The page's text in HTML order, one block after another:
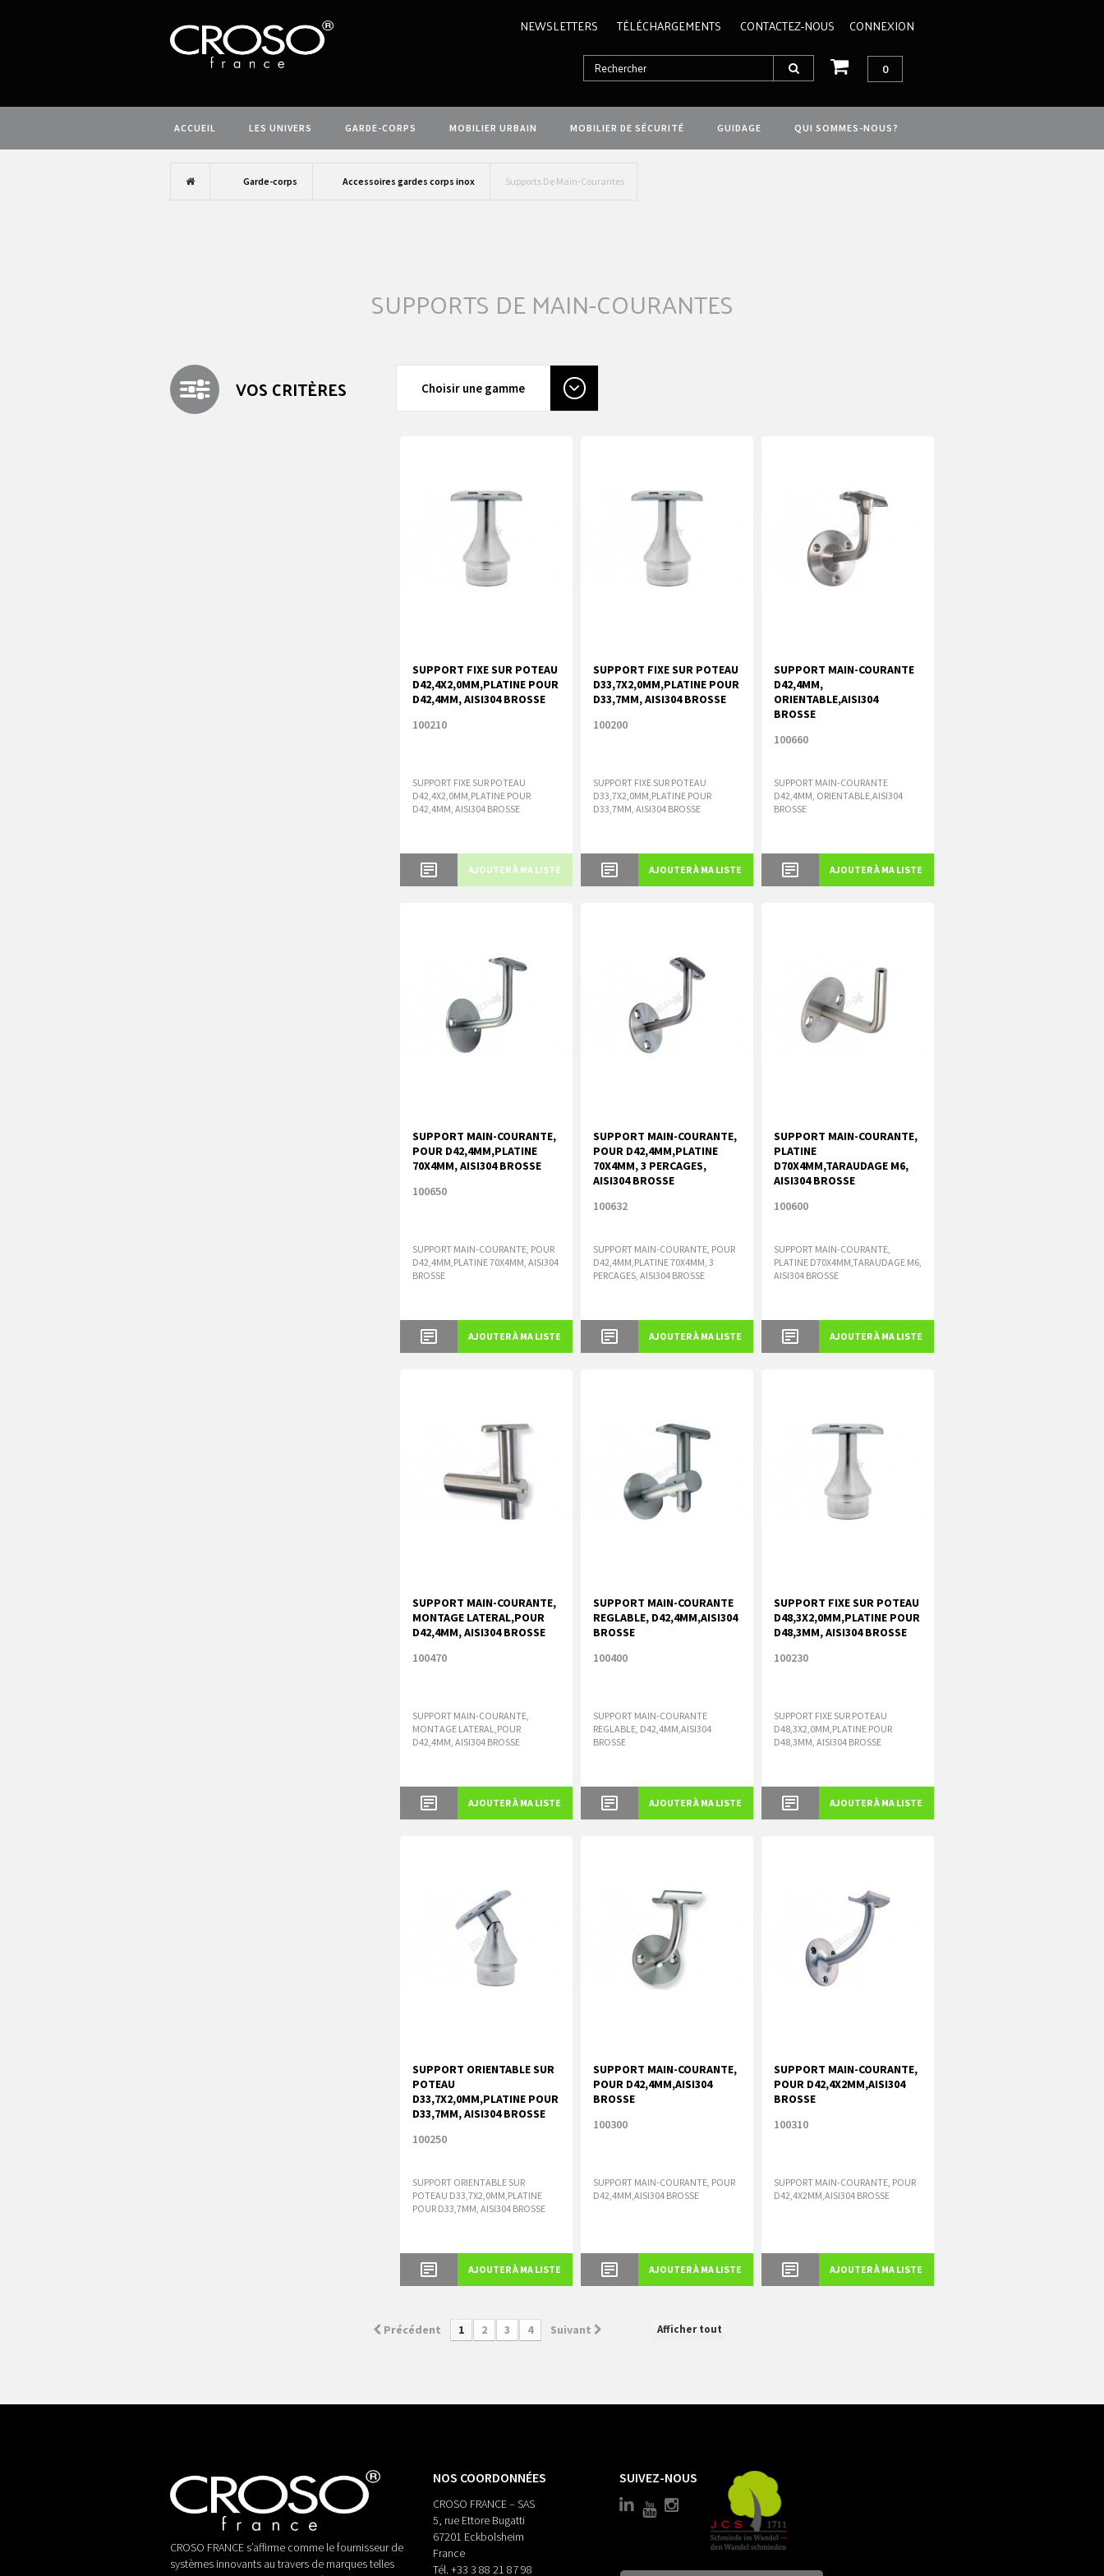
CONNEXION
NEWSLETTERS TÉLÉCHARGEMENTS CONTACTEZ-NOUS
0
ACCUEIL LES UNIVERS GARDE-CORPS MOBILIER URBAIN MOBILIER DE SÉCURITÉ GUIDAGE QUI SOMMES-NOUS?
Garde-corps Accessoires gardes corps inox Supports De Main-Courantes
SUPPORTS DE MAIN-COURANTES
VOS CRITÈRES Choisir une gamme
SUPPORT FIXE SUR POTEAU
D42,4X2,0MM,PLATINE POUR
D42,4MM, AISI304 BROSSE
100210
SUPPORT FIXE SUR POTEAU
D42,4X2,0MM,PLATINE POUR
D42,4MM, AISI304 BROSSE
AJOUTER À MA LISTE
SUPPORT FIXE SUR POTEAU
D33,7X2,0MM,PLATINE POUR
D33,7MM, AISI304 BROSSE
100200
SUPPORT FIXE SUR POTEAU
D33,7X2,0MM,PLATINE POUR
D33,7MM, AISI304 BROSSE
AJOUTER À MA LISTE
SUPPORT MAIN-COURANTE
D42,4MM,
ORIENTABLE,AISI304
BROSSE
100660
SUPPORT MAIN-COURANTE
D42,4MM, ORIENTABLE,AISI304
BROSSE
AJOUTER À MA LISTE
SUPPORT MAIN-COURANTE,
POUR D42,4MM,PLATINE
70X4MM, AISI304 BROSSE
100650
SUPPORT MAIN-COURANTE, POUR
D42,4MM,PLATINE 70X4MM, AISI304
BROSSE
AJOUTER À MA LISTE
SUPPORT MAIN-COURANTE,
POUR D42,4MM,PLATINE
70X4MM, 3 PERCAGES,
AISI304 BROSSE
100632
SUPPORT MAIN-COURANTE, POUR
D42,4MM,PLATINE 70X4MM, 3
PERCAGES, AISI304 BROSSE
AJOUTER À MA LISTE
SUPPORT MAIN-COURANTE,
PLATINE
D70X4MM,TARAUDAGE M6,
AISI304 BROSSE
100600
SUPPORT MAIN-COURANTE,
PLATINE D70X4MM,TARAUDAGE M6,
AISI304 BROSSE
AJOUTER À MA LISTE
SUPPORT MAIN-COURANTE,
MONTAGE LATERAL,POUR
D42,4MM, AISI304 BROSSE
100470
SUPPORT MAIN-COURANTE,
MONTAGE LATERAL,POUR
D42,4MM, AISI304 BROSSE
AJOUTER À MA LISTE
SUPPORT MAIN-COURANTE
REGLABLE, D42,4MM,AISI304
BROSSE
100400
SUPPORT MAIN-COURANTE
REGLABLE, D42,4MM,AISI304
BROSSE
AJOUTER À MA LISTE
SUPPORT FIXE SUR POTEAU
D48,3X2,0MM,PLATINE POUR
D48,3MM, AISI304 BROSSE
100230
SUPPORT FIXE SUR POTEAU
D48,3X2,0MM,PLATINE POUR
D48,3MM, AISI304 BROSSE
AJOUTER À MA LISTE
SUPPORT ORIENTABLE SUR
POTEAU
D33,7X2,0MM,PLATINE POUR
D33,7MM, AISI304 BROSSE
100250
SUPPORT ORIENTABLE SUR
POTEAU D33,7X2,0MM,PLATINE
POUR D33,7MM, AISI304 BROSSE
AJOUTER À MA LISTE
SUPPORT MAIN-COURANTE,
POUR D42,4MM,AISI304
BROSSE
100300
SUPPORT MAIN-COURANTE, POUR
D42,4MM,AISI304 BROSSE
AJOUTER À MA LISTE
SUPPORT MAIN-COURANTE,
POUR D42,4X2MM,AISI304
BROSSE
100310
SUPPORT MAIN-COURANTE, POUR
D42,4X2MM,AISI304 BROSSE
AJOUTER À MA LISTE
Afficher tout
Précédent 1 2 3 4 Suivant
CROSO FRANCE s’affirme comme le fournisseur de
systèmes innovants au travers de marques telles
NOS COORDONNÉES
CROSO FRANCE – SAS
5, rue Ettore Bugatti
67201 Eckbolsheim
France
Tél. +33 3 88 21 87 98
SUIVEZ-NOUS